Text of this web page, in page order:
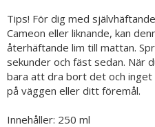
Tips! För dig med
Cameon eller liknande, kan
återhäftande lim till mattan.
sekunder och fäst sedan. När
bara att dra bort det och
på väggen eller ditt föremål.
Innehåller: 250 ml